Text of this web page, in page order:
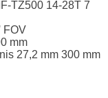
TZ500 14-28T 7
FOV
mm
27,2 mm 300 mm